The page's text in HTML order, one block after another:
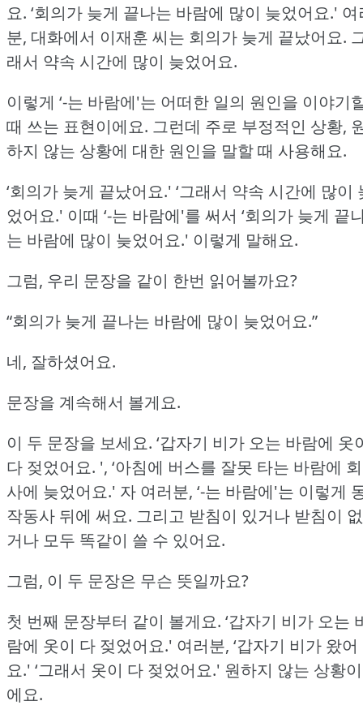
요. ‘회의가 늦게 끝나는 바람에 많이 늦었어요.' 여
분, 대화에서 이재훈 씨는 회의가 늦게 끝났어요.
래서 약속 시간에 많이 늦었어요.
이렇게 ‘-는 바람에'는 어떠한 일의 원인을 이야기
때 쓰는 표현이에요. 그런데 주로 부정적인 상황,
하지 않는 상황에 대한 원인을 말할 때 사용해요.
‘회의가 늦게 끝났어요.' ‘그래서 약속 시간에 많이
었어요.' 이때 ‘-는 바람에'를 써서 ‘회의가 늦게 끝
는 바람에 많이 늦었어요.' 이렇게 말해요.
그럼, 우리 문장을 같이 한번 읽어볼까요?
“회의가 늦게 끝나는 바람에 많이 늦었어요.”
네, 잘하셨어요.
문장을 계속해서 볼게요.
이 두 문장을 보세요. ‘갑자기 비가 오는 바람에 옷
다 젖었어요. ', ‘아침에 버스를 잘못 타는 바람에 회
사에 늦었어요.' 자 여러분, ‘-는 바람에'는 이렇게
작동사 뒤에 써요. 그리고 받침이 있거나 받침이 없
거나 모두 똑같이 쓸 수 있어요.
그럼, 이 두 문장은 무슨 뜻일까요?
첫 번째 문장부터 같이 볼게요. ‘갑자기 비가 오는
람에 옷이 다 젖었어요.' 여러분, ‘갑자기 비가 왔어
요.' ‘그래서 옷이 다 젖었어요.' 원하지 않는 상황이
에요.